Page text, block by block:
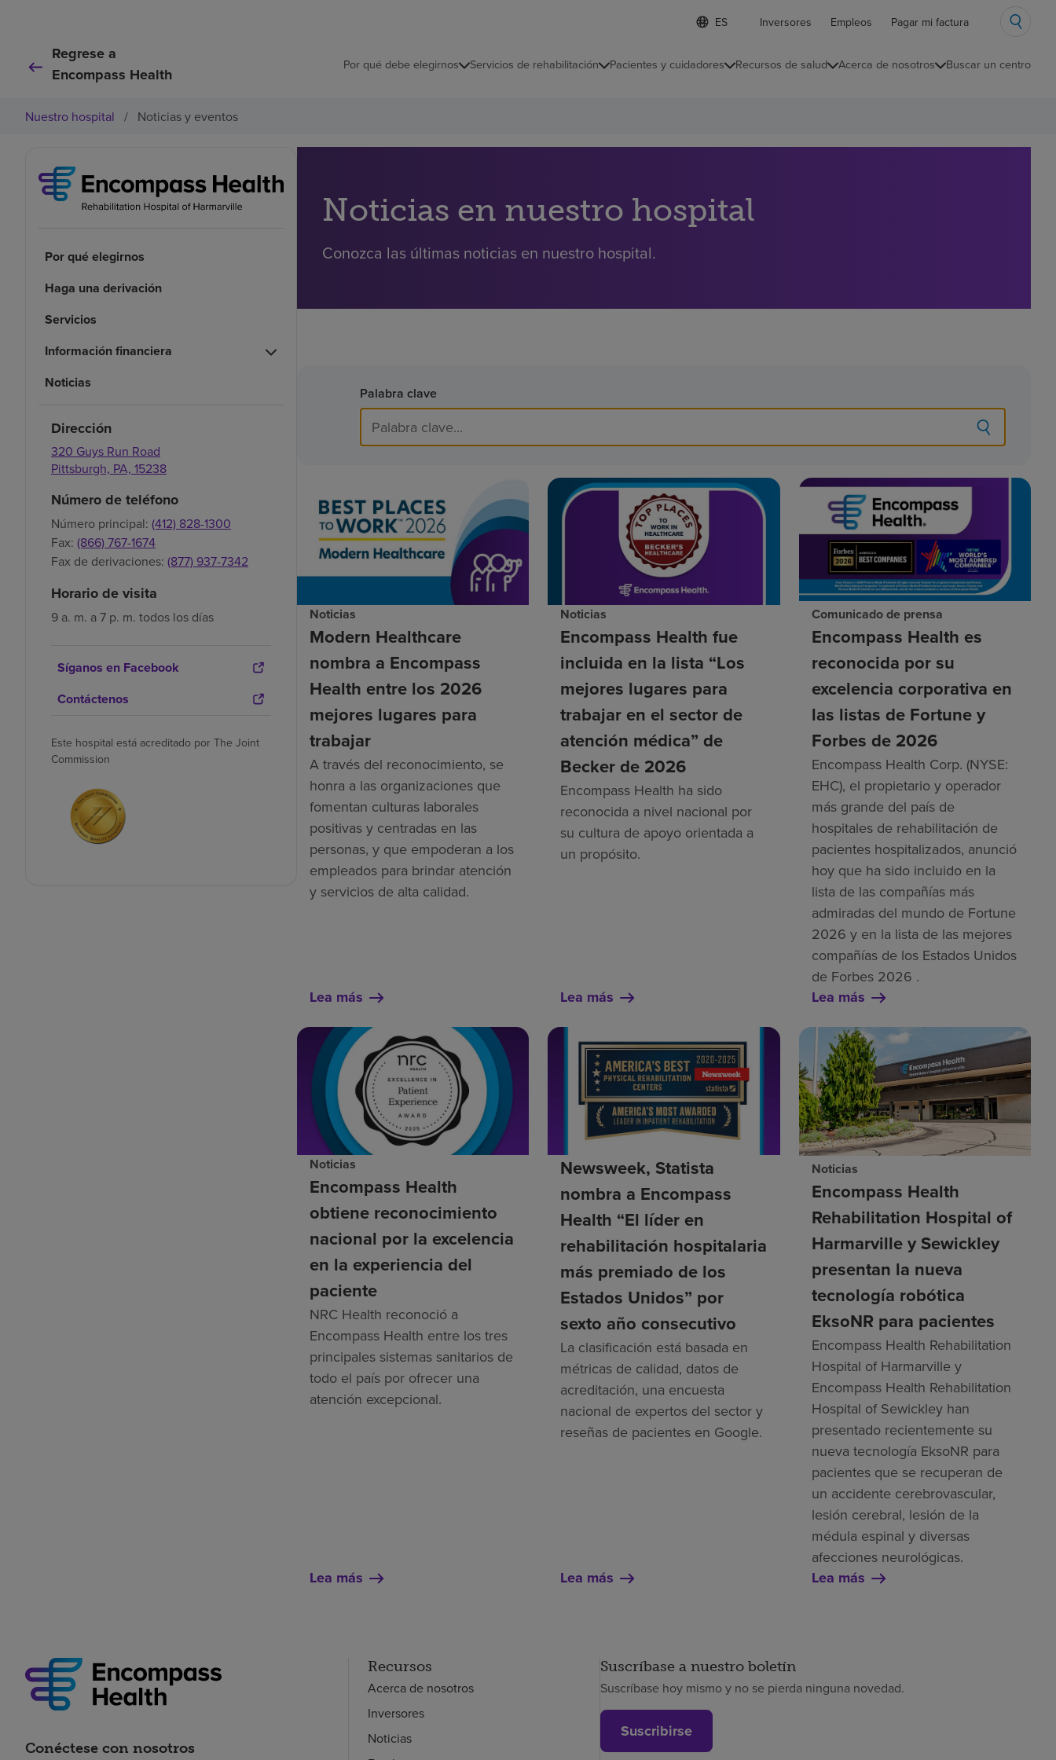
Lista
de
contraída
d
o
m
e
o
n
Inversores Empleos Pagar mi factura
Regrese a
Encompass Health
Por qué debe elegirnos Servicios de rehabilitación Pacientes y cuidadores Recursos de salud Acerca de nosotros Buscar un centro
Nuestro hospital / Noticias y eventos
Por qué elegirnos
Haga una derivación
Servicios
Información financiera
Noticias
Dirección
320 Guys Run Road
Pittsburgh, PA, 15238
Número de teléfono
Número principal: (412) 828-1300
Fax: (866) 767-1674
Fax de derivaciones: (877) 937-7342
Horario de visita
9 a. m. a 7 p. m. todos los días
Síganos en Facebook
Contáctenos
Este hospital está acreditado por The Joint
Commission
Noticias en nuestro hospital
Conozca las últimas noticias en nuestro hospital.
Palabra clave
Noticias
Modern Healthcare
nombra a Encompass
Health entre los 2026
mejores lugares para
trabajar
A través del reconocimiento, se
honra a las organizaciones que
fomentan culturas laborales
positivas y centradas en las
personas, y que empoderan a los
empleados para brindar atención
y servicios de alta calidad.
Lea más
Noticias
Encompass Health fue
incluida en la lista “Los
mejores lugares para
trabajar en el sector de
atención médica” de
Becker de 2026
Encompass Health ha sido
reconocida a nivel nacional por
su cultura de apoyo orientada a
un propósito.
Lea más
Comunicado de prensa
Encompass Health es
reconocida por su
excelencia corporativa en
las listas de Fortune y
Forbes de 2026
Encompass Health Corp. (NYSE:
EHC), el propietario y operador
más grande del país de
hospitales de rehabilitación de
pacientes hospitalizados, anunció
hoy que ha sido incluido en la
lista de las compañías más
admiradas del mundo de Fortune
2026 y en la lista de las mejores
compañías de los Estados Unidos
de Forbes 2026 .
Lea más
Noticias
Encompass Health
obtiene reconocimiento
nacional por la excelencia
en la experiencia del
paciente
NRC Health reconoció a
Encompass Health entre los tres
principales sistemas sanitarios de
todo el país por ofrecer una
atención excepcional.
Lea más
Newsweek, Statista
nombra a Encompass
Health “El líder en
rehabilitación hospitalaria
más premiado de los
Estados Unidos” por
sexto año consecutivo
La clasificación está basada en
métricas de calidad, datos de
acreditación, una encuesta
nacional de expertos del sector y
reseñas de pacientes en Google.
Lea más
Noticias
Encompass Health
Rehabilitation Hospital of
Harmarville y Sewickley
presentan la nueva
tecnología robótica
EksoNR para pacientes
Encompass Health Rehabilitation
Hospital of Harmarville y
Encompass Health Rehabilitation
Hospital of Sewickley han
presentado recientemente su
nueva tecnología EksoNR para
pacientes que se recuperan de
un accidente cerebrovascular,
lesión cerebral, lesión de la
médula espinal y diversas
afecciones neurológicas.
Lea más
Conéctese con nosotros
Recursos
Acerca de nosotros
Inversores
Noticias
Suscríbase a nuestro boletín
Suscríbase hoy mismo y no se pierda ninguna novedad.
Suscribirse